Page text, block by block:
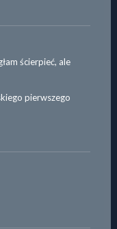
ścierpieć, ale
pierwszego